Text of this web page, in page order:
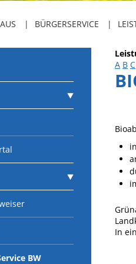
BÜRGERSERVICE
BW
A B C
In